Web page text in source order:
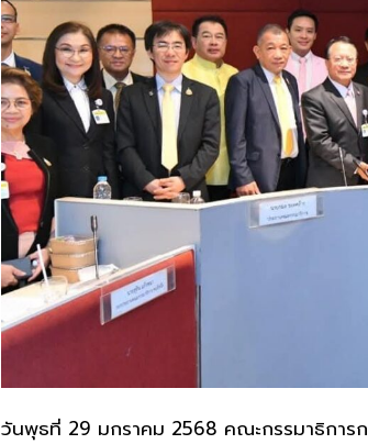
วันพุธที่ 29 มกราคม 2568 คณะกรรมาธิการ